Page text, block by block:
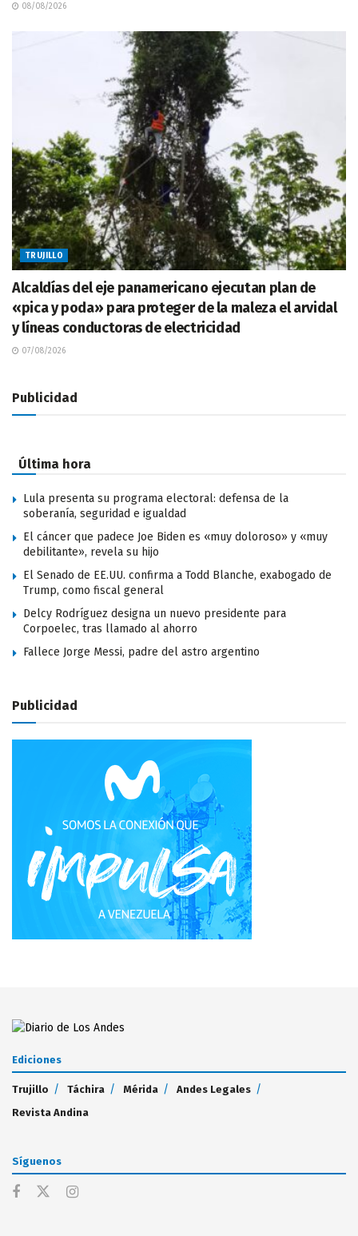
08/08/2026
TRUJILLO
Alcaldías del eje panamericano ejecutan plan de
«pica y poda» para proteger de la maleza el arvidal
y líneas conductoras de electricidad
07/08/2026
Publicidad
Última hora
Lula presenta su programa electoral: defensa de la
soberanía, seguridad e igualdad
El cáncer que padece Joe Biden es «muy doloroso» y «muy
debilitante», revela su hijo
El Senado de EE.UU. confirma a Todd Blanche, exabogado de
Trump, como fiscal general
Delcy Rodríguez designa un nuevo presidente para
Corpoelec, tras llamado al ahorro
Fallece Jorge Messi, padre del astro argentino
Publicidad
Ediciones
Trujillo Táchira Mérida
Andes Legales
Revista Andina
Síguenos